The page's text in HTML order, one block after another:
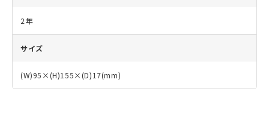
2年
サイズ
(W)95×(H)155×(D)17(mm)